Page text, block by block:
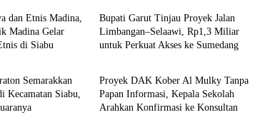
dan Etnis Madina,
Madina Gelar
di Siabu
Bupati Garut Tinjau Proyek Jalan
Limbangan–Selaawi, Rp1,3 Miliar
untuk Perkuat Akses ke Sumedang
Semarakkan
Kecamatan Siabu,
Proyek DAK Kober Al Mulky Tanpa
Papan Informasi, Kepala Sekolah
Arahkan Konfirmasi ke Konsultan